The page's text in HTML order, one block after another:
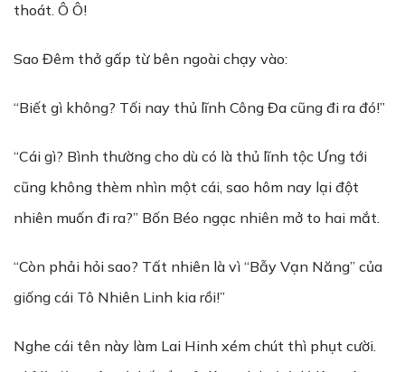
thoát. Ô Ô!
Sao Đêm thở gấp từ bên ngoài chạy vào:
“Biết gì không? Tối nay thủ lĩnh Công Đa cũng đi ra đó!”
“Cái gì? Bình thường cho dù có là thủ lĩnh tộc Ưng tới
cũng không thèm nhìn một cái, sao hôm nay lại đột
nhiên muốn đi ra?” Bốn Béo ngạc nhiên mở to hai mắt.
“Còn phải hỏi sao? Tất nhiên là vì “Bẫy Vạn Năng” của
giống cái Tô Nhiên Linh kia rồi!”
Nghe cái tên này làm Lai Hinh xém chút thì phụt cười.